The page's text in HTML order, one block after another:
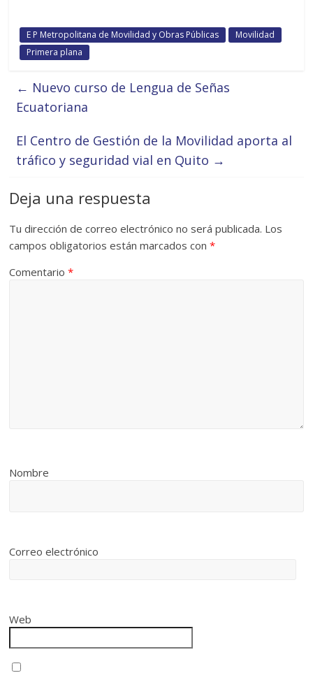
E P Metropolitana de Movilidad y Obras Públicas
Movilidad
Primera plana
← Nuevo curso de Lengua de Señas
Ecuatoriana
El Centro de Gestión de la Movilidad aporta al
tráfico y seguridad vial en Quito →
Deja una respuesta
Tu dirección de correo electrónico no será publicada. Los
campos obligatorios están marcados con*
Comentario*
Nombre
Correo electrónico
Web